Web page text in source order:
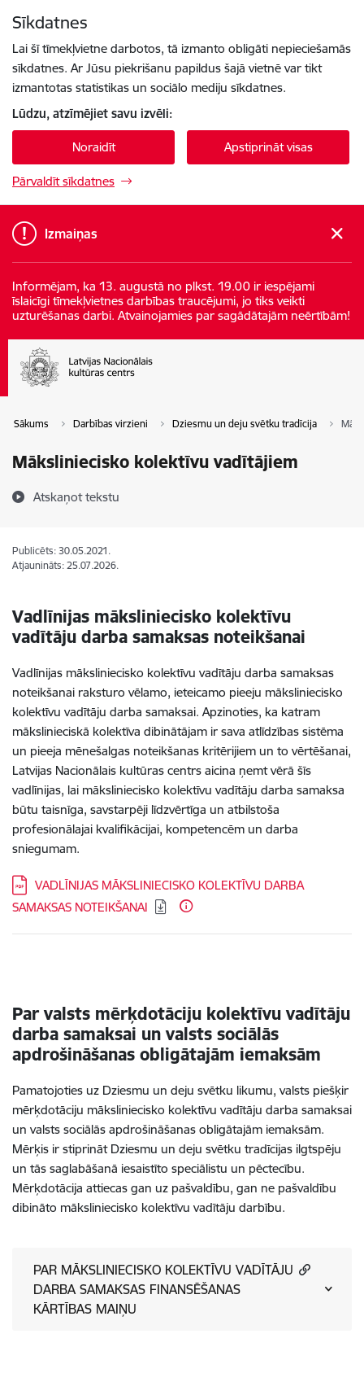
Sīkdatnes
Lai šī tīmekļvietne darbotos, tā izmanto obligāti nepieciešamās
sīkdatnes. Ar Jūsu piekrišanu papildus šajā vietnē var tikt
izmantotas statistikas un sociālo mediju sīkdatnes.
Lūdzu, atzīmējiet savu izvēli:
Noraidīt Apstiprināt visas
Pārvaldīt sīkdatnes
Izmaiņas
Informējam, ka 13. augustā no plkst. 19.00 ir iespējami
īslaicīgi tīmekļvietnes darbības traucējumi, jo tiks veikti
uzturēšanas darbi. Atvainojamies par sagādātajām neērtībām!
Sākums Darbības virzieni Dziesmu un deju svētku tradīcija
Māksliniecisko kolektīvu vadītājiem
Atskaņot tekstu
Publicēts: 30.05.2021.
Atjaunināts: 25.07.2026.
Vadlīnijas māksliniecisko kolektīvu
vadītāju darba samaksas noteikšanai
Vadlīnijas māksliniecisko kolektīvu vadītāju darba samaksas
noteikšanai raksturo vēlamo, ieteicamo pieeju māksliniecisko
kolektīvu vadītāju darba samaksai. Apzinoties, ka katram
mākslinieciskā kolektīva dibinātājam ir sava atlīdzības sistēma
un pieeja mēnešalgas noteikšanas kritērijiem un to vērtēšanai,
Latvijas Nacionālais kultūras centrs aicina ņemt vērā šīs
vadlīnijas, lai māksliniecisko kolektīvu vadītāju darba samaksa
būtu taisnīga, savstarpēji līdzvērtīga un atbilstoša
profesionālajai kvalifikācijai, kompetencēm un darba
sniegumam.
Lejupielādēt:
VADLĪNIJAS MĀKSLINIECISKO KOLEKTĪVU DARBA
SAMAKSAS NOTEIKŠANAI
Par valsts mērķdotāciju kolektīvu vadītāju
darba samaksai un valsts sociālās
apdrošināšanas obligātajām iemaksām
Pamatojoties uz Dziesmu un deju svētku likumu, valsts piešķir
mērķdotāciju māksliniecisko kolektīvu vadītāju darba samaksai
un valsts sociālās apdrošināšanas obligātajām iemaksām.
Mērķis ir stiprināt Dziesmu un deju svētku tradīcijas ilgtspēju
un tās saglabāšanā iesaistīto speciālistu un pēctecību.
Mērķdotācija attiecas gan uz pašvaldību, gan ne pašvaldību
dibināto māksliniecisko kolektīvu vadītāju darbību.
PAR MĀKSLINIECISKO KOLEKTĪVU VADĪTĀJU
DARBA SAMAKSAS FINANSĒŠANAS
KĀRTĪBAS MAIŅU